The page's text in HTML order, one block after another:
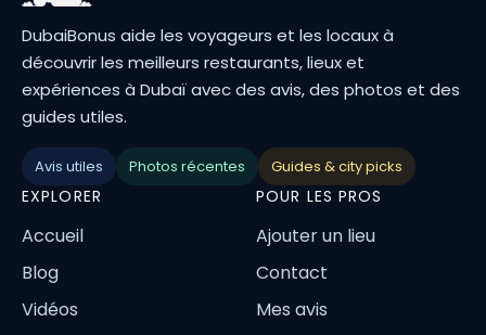
DubaiBonus aide les voyageurs et les locaux à
découvrir les meilleurs restaurants, lieux et
expériences à Dubaï avec des avis, des photos et des
guides utiles.
Avis utiles Photos récentes Guides & city picks
EXPLORER
Accueil
Blog
Vidéos
POUR LES PROS
Ajouter un lieu
Contact
Mes avis